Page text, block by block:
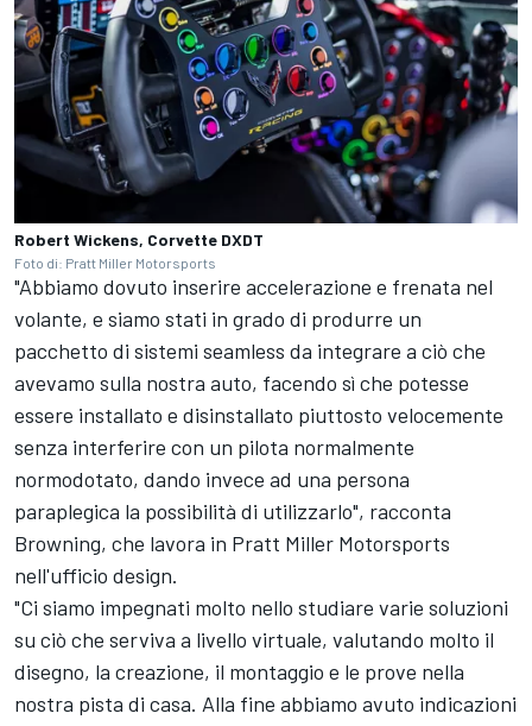
Robert Wickens, Corvette DXDT
Foto di: Pratt Miller Motorsports
"Abbiamo dovuto inserire accelerazione e frenata nel
volante, e siamo stati in grado di produrre un
pacchetto di sistemi seamless da integrare a ciò che
avevamo sulla nostra auto, facendo sì che potesse
essere installato e disinstallato piuttosto velocemente
senza interferire con un pilota normalmente
normodotato, dando invece ad una persona
paraplegica la possibilità di utilizzarlo", racconta
Browning, che lavora in Pratt Miller Motorsports
nell'ufficio design.
"Ci siamo impegnati molto nello studiare varie soluzioni
su ciò che serviva a livello virtuale, valutando molto il
disegno, la creazione, il montaggio e le prove nella
nostra pista di casa. Alla fine abbiamo avuto indicazioni